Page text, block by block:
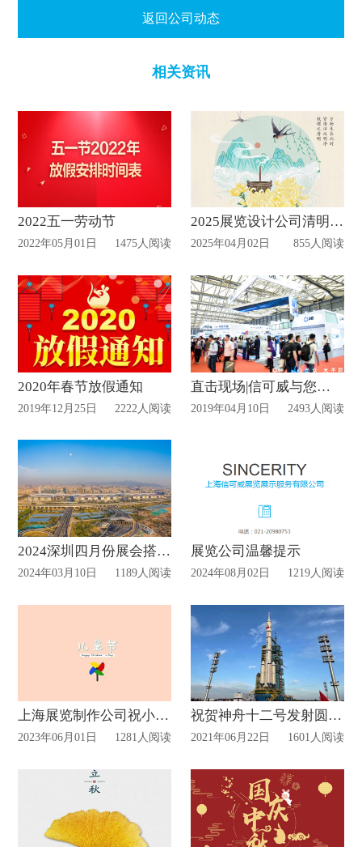
返回公司动态
相关资讯
2022五一劳动节
2022年05月01日 1475人阅读
2025展览设计公司清明节放假通知
2025年04月02日 855人阅读
2020年春节放假通知
2019年12月25日 2222人阅读
直击现场|信可威与您相约2019上海国际空调及制冷设备展览会
2019年04月10日 2493人阅读
2024深圳四月份展会搭建信息表
2024年03月10日 1189人阅读
展览公司温馨提示
2024年08月02日 1219人阅读
上海展览制作公司祝小朋友们六一儿童节快乐
2023年06月01日 1281人阅读
祝贺神舟十二号发射圆满成功！
2021年06月22日 1601人阅读